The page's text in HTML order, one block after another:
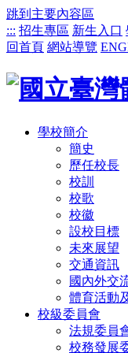
跳到主要內容區
::: 招生專區 新生入口
回首頁 網站導覽
學校簡介
簡史
歷任校長
校訓
校歌
校徽
設校目標
未來展望
交通資訊
國內外交
體育活動
校級委員會
法規委員
校務發展